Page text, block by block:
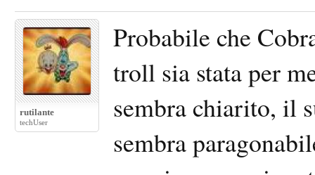
rutilante
techUser
Probabile che
troll sia stata per
sembra chiarito, il
sembra